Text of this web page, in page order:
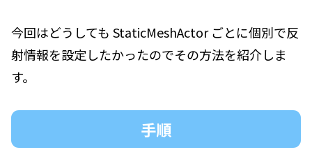
今回はどうしても StaticMeshActor ごとに個別で反
射情報を設定したかったのでその方法を紹介しま
す。
手順